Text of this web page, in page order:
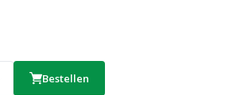
Bestellen